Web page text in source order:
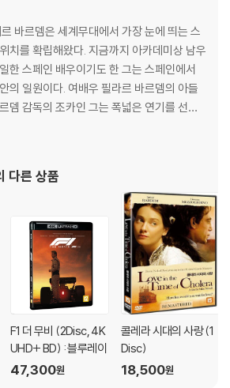
바르뎀은 세계무대에서 가장 눈에 띄는 스
치를 확립해왔다. 지금까지 아카데미상 남우
한 스페인 배우이기도 한 그는 스페인에서
의 일원이다. 여배우 필라르 바르뎀의 아들
뎀 감독의 조카인 그는 폭넓은 연기를 선보
하거나 연기하기 쉬운 역할들은 대체로 거
」과 「골든볼(1
다른 상품
F1 더 무비 (2Disc, 4K
UHD+ BD) : 블루레이
47,300원
콜레라 시대의 사랑 (1
Disc)
18,500원